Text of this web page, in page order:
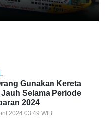
Gunakan Kereta
Selama Periode
2024
2024 03:49 WIB